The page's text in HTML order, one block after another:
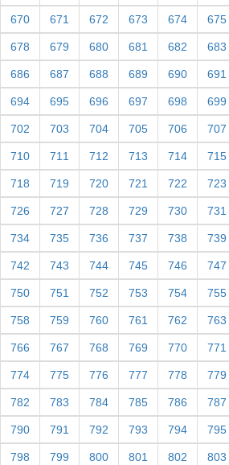
670 671 672 673 674 675
678 679 680 681 682 683
686 687 688 689 690 691
694 695 696 697 698 699
702 703 704 705 706 707
710 711 712 713 714 715
718 719 720 721 722 723
726 727 728 729 730 731
734 735 736 737 738 739
742 743 744 745 746 747
750 751 752 753 754 755
758 759 760 761 762 763
766 767 768 769 770 771
774 775 776 777 778 779
782 783 784 785 786 787
790 791 792 793 794 795
798 799 800 801 802 803